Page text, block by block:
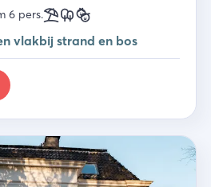
6 pers.
vlakbij strand en bos